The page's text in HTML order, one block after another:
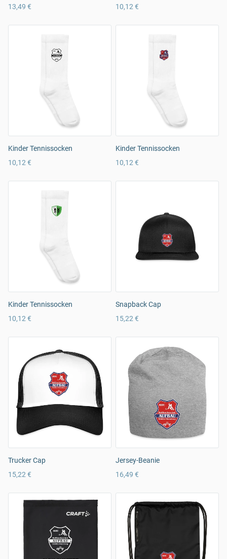
13,49 € 10,12 €
Kinder Tennissocken
10,12 €
Kinder Tennissocken
10,12 €
Kinder Tennissocken
10,12 €
Snapback Cap
15,22 €
Trucker Cap
15,22 €
Jersey-Beanie
16,49 €